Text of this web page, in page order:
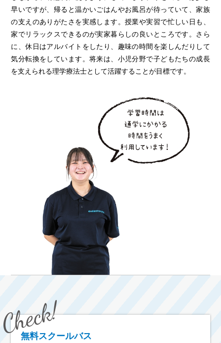
早いですが、帰ると温かいごはんやお風呂が待っていて、家族
の支えのありがたさを実感します。授業や実習で忙しい日も、
家でリラックスできるのが実家暮らしの良いところです。さら
に、休日はアルバイトをしたり、趣味の時間を楽しんだりして
気分転換をしています。将来は、小児分野で子どもたちの成長
を支えられる理学療法士として活躍することが目標です。
無料スクールバス